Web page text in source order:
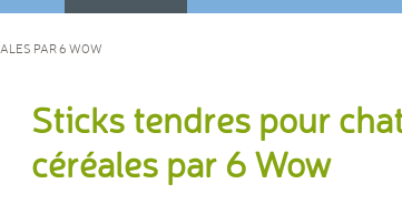
PAR 6 WOW
Sticks tendres pour
céréales par 6 Wow